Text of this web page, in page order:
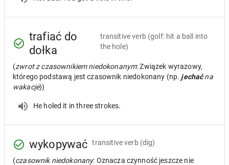
trafiać do
dołka
transitive verb (golf: hit a ball into
the hole)
(zwrot z czasownikiem niedokonanym: Związek wyrazowy,
którego podstawą jest czasownik niedokonany (np. jechaćna
wakacje))
He holed it in three strokes.
wykopywać transitive verb (dig)
(czasownik niedokonany: Oznacza czynność jeszcze nie